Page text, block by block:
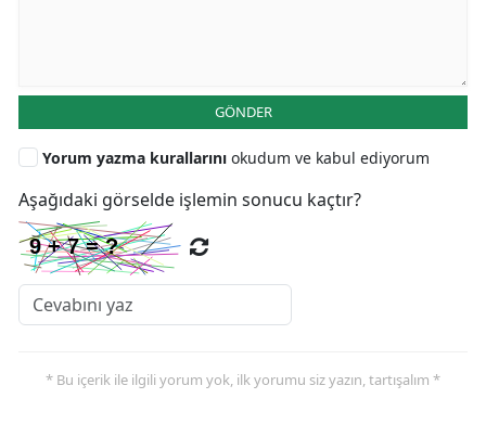
GÖNDER
Yorum yazma kurallarını okudum ve kabul ediyorum
Aşağıdaki görselde işlemin sonucu kaçtır?
* Bu içerik ile ilgili yorum yok, ilk yorumu siz yazın, tartışalım *